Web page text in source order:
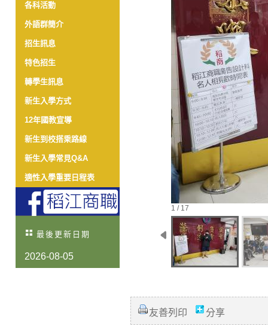
各科活動
外語群簡介
招生訊息
特色招生
轉學生訊息
新生入學方式
12年國教宣導
新生到校搭乘路線
新生入學常見Q&A
適性入學重要日程表
最後更新日期
2026-08-05
1 / 17
友善列印 分享